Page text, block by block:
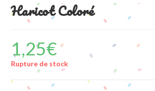
Haricot Coloré
1,25€
Rupture de stock